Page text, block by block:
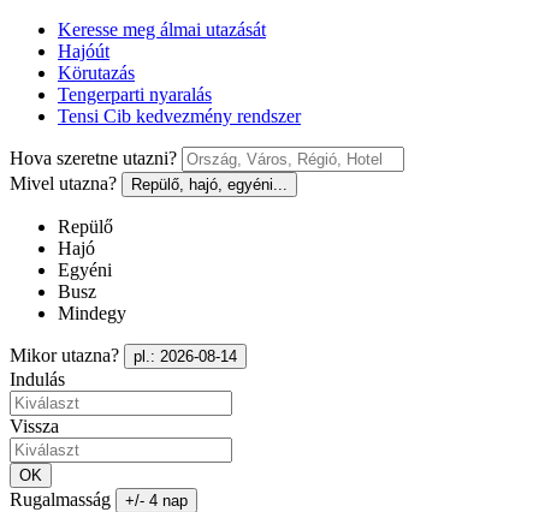
Keresse meg álmai utazását
Hajóút
Körutazás
Tengerparti nyaralás
Tensi Cib kedvezmény rendszer
Hova szeretne utazni?
Mivel utazna?
Repülő, hajó, egyéni...
Repülő
Hajó
Egyéni
Busz
Mindegy
Mikor utazna? pl.: 2026-08-14
Indulás
Vissza
OK
Rugalmasság +/- 4 nap